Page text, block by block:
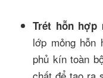
Trét hỗn hợp
lớp mỏng hỗn
phủ kín toàn